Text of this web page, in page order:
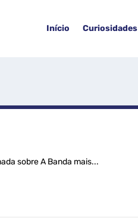
Início Curiosidades
sobre A Banda mais...